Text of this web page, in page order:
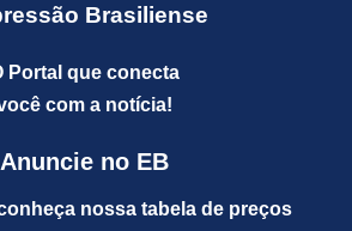
Brasiliense
Portal que conecta
com a notícia!
Anuncie no EB
nossa tabela de preços